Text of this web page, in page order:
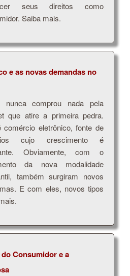
seus direitos como
Saiba mais.
e as novas demandas no
nunca comprou nada pela
que atire a primeira pedra.
comércio eletrônico, fonte de
cujo crescimento é
Obviamente, com o
da nova modalidade
também surgiram novos
E com eles, novos tipos
Consumidor e a